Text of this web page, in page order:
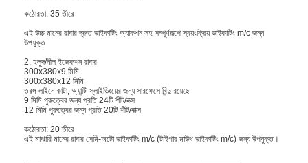
কঠোরতা: 35 তীরে
এই উচ্চ মানের রাবার দ্রুত ডাইকাটিং অ্যাকশন সহ সম্পূর্ণরূপে স্বয়ংক্রিয় ডাইকাটিং m/c জন্য
উপযুক্ত
2. হলুদ/নীল ইজেকশন রাবার
300x380x9 মিমি
300x380x12 মিমি
তরঙ্গ লাইনে কাটা, অ্যান্টি-স্লাইডিংয়ের জন্য সারফেসে বিন্দু রয়েছে
9 মিমি পুরুত্বের জন্য প্রতি 24টি শীট/বক্স
12 মিমি পুরুত্বের জন্য প্রতি 20টি শীট/বাক্স
কঠোরতা: 20 তীরে
এই মাঝারি মানের রাবার সেমি-অটো ডাইকাটিং m/c (টাইগার মাউথ ডাইকাটিং m/c) জন্য উপযুক্ত।